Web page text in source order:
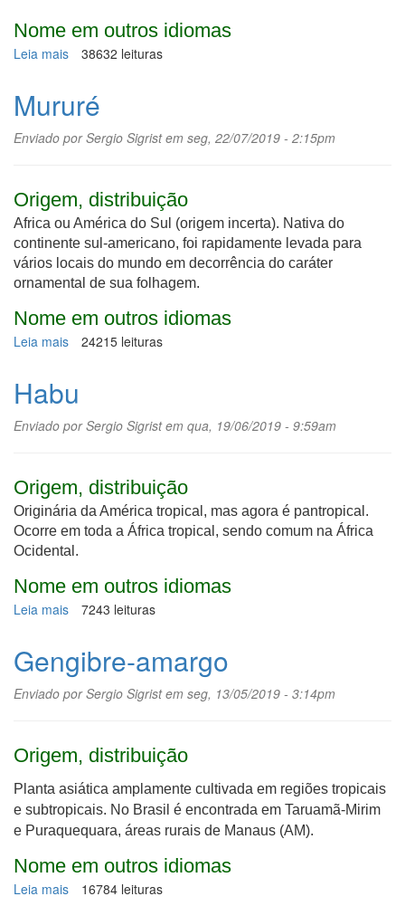
Nome em outros idiomas
Leia mais sobre
38632 leituras
Mururé
Enviado porSergio Sigristem seg, 22/07/2019 - 2:15pm
Origem, distribuição
Africa ou América do Sul (origem incerta). Nativa do
continente sul-americano, foi rapidamente levada para
vários locais do mundo em decorrência do caráter
ornamental de sua folhagem.
Nome em outros idiomas
Leia mais sobre
24215 leituras
Habu
Enviado porSergio Sigristem qua, 19/06/2019 - 9:59am
Origem, distribuição
Originária da América tropical, mas agora é pantropical.
Ocorre em toda a África tropical, sendo comum na África
Ocidental.
Nome em outros idiomas
Leia mais sobre
7243 leituras
Gengibre-amargo
Enviado porSergio Sigristem seg, 13/05/2019 - 3:14pm
Origem, distribuição
Planta asiática amplamente cultivada em regiões tropicais
e subtropicais. No Brasil é encontrada em Taruamã-Mirim
e Puraquequara, áreas rurais de Manaus (AM).
Nome em outros idiomas
Leia mais sobre
16784 leituras